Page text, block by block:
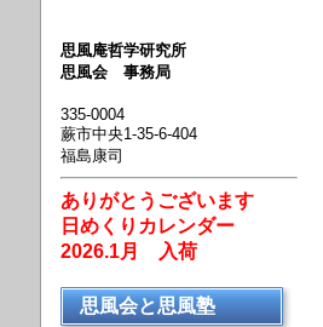
思風庵哲学研究所
思風会 事務局
335-0004
蕨市中央1-35-6-404
福島康司
ありがとうございます
日めくりカレンダー
2026.1月 入荷
思風会と思風塾